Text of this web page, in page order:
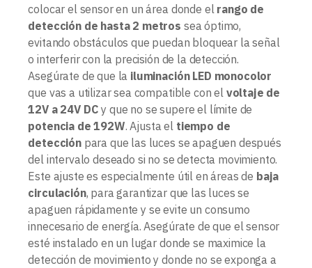
colocar el sensor en un área donde el rango de
detección de hasta 2 metros sea óptimo,
evitando obstáculos que puedan bloquear la señal
o interferir con la precisión de la detección.
Asegúrate de que la iluminación LED monocolor
que vas a utilizar sea compatible con el voltaje de
12V a 24V DC y que no se supere el límite de
potencia de 192W. Ajusta el tiempo de
detecciónpara que las luces se apaguen después
del intervalo deseado si no se detecta movimiento.
Este ajuste es especialmente útil en áreas de baja
circulación, para garantizar que las luces se
apaguen rápidamente y se evite un consumo
innecesario de energía. Asegúrate de que el sensor
esté instalado en un lugar donde se maximice la
detección de movimiento y donde no se exponga a